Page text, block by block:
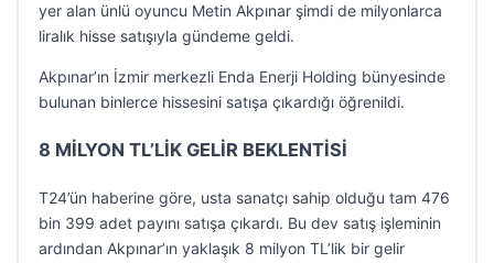
yer alan ünlü oyuncu Metin Akpınar şimdi de milyonlarca
liralık hisse satışıyla gündeme geldi.
Akpınar’ın İzmir merkezli Enda Enerji Holding bünyesinde
bulunan binlerce hissesini satışa çıkardığı öğrenildi.
8 MİLYON TL’LİK GELİR BEKLENTİSİ
T24’ün haberine göre, usta sanatçı sahip olduğu tam 476
bin 399 adet payını satışa çıkardı. Bu dev satış işleminin
ardından Akpınar’ın yaklaşık 8 milyon TL’lik bir gelir